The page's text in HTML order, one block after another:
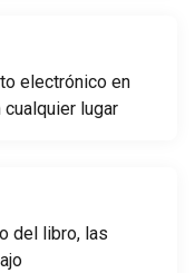
electrónico en
lugar
del libro, las